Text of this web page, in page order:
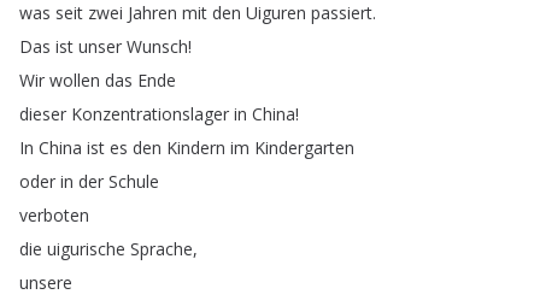
was seit zwei Jahren mit den Uiguren passiert.
Das ist unser Wunsch!
Wir wollen das Ende
dieser Konzentrationslager in China!
In China ist es den Kindern im Kindergarten
oder in der Schule
verboten
die uigurische Sprache,
unsere